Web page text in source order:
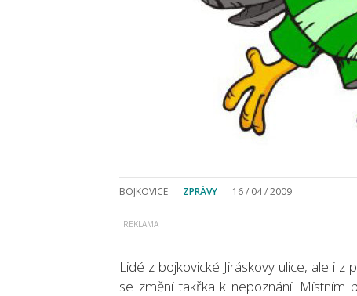
BOJKOVICE ZPRÁVY 16 / 04 / 2009
Lidé z bojkovické Jiráskovy ulice, ale i
se změní takřka k nepoznání. Místním